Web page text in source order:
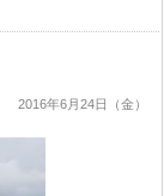
2016年6月24日（金）